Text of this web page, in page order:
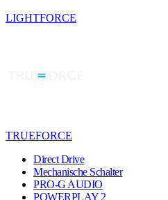
LIGHTFORCE
TRUEFORCE
Direct Drive
Mechanische Schalter
PRO-G AUDIO
POWERPLAY 2